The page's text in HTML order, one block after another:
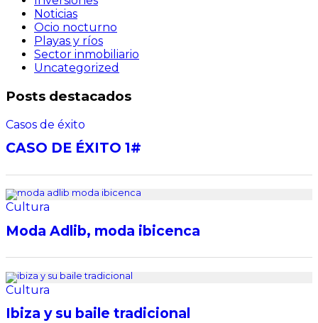
Noticias
Ocio nocturno
Playas y ríos
Sector inmobiliario
Uncategorized
Posts destacados
Casos de éxito
CASO DE ÉXITO 1#
Cultura
Moda Adlib, moda ibicenca
Cultura
Ibiza y su baile tradicional